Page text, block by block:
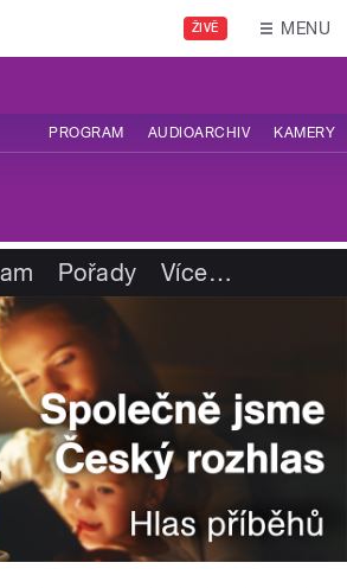
ŽIVĚ MENU
PROGRAM AUDIOARCHIV KAMERY
Pořady Více…